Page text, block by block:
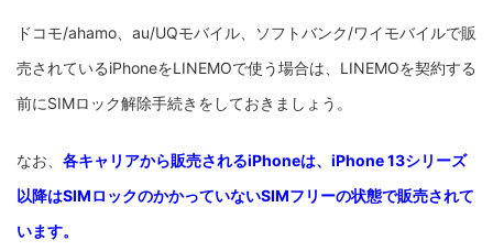
ドコモ/ahamo、au/UQモバイル、ソフトバンク/ワイモバイルで販
売されているiPhoneをLINEMOで使う場合は、LINEMOを契約する
前にSIMロック解除手続きをしておきましょう。
なお、 各キャリアから販売されるiPhoneは、iPhone 13シリーズ
以降はSIMロックのかかっていないSIMフリーの状態で販売されて
います。